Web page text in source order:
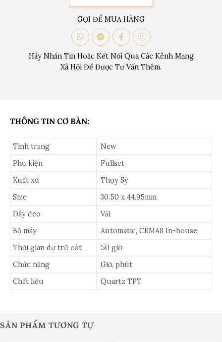
GỌI ĐỂ MUA HÀNG
Hãy Nhắn Tin Hoặc Kết Nối Qua Các Kênh Mạng
Xã Hội Để Được Tư Vấn Thêm.
THÔNG TIN CƠ BẢN:
Tình trạng
New
Phụ kiện
Fullset
Xuất xứ
Thụy Sỹ
Size
30.50 x 44.95mm
Dây đeo
Vải
Bộ máy
Automatic, CRMA8 In-house
Thời gian dự trữ cót
50 giờ
Chức năng
Giờ, phút
Chất liệu
Quartz TPT
SẢN PHẨM TƯƠNG TỰ